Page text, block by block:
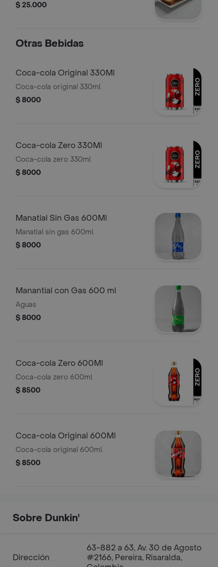
$ 25.000
Otras Bebidas
Coca-cola Original 330Ml
Coca-cola original 330ml.
$ 8000
Coca-cola Zero 330Ml
Coca-cola zero 330ml.
$ 8000
Manatial Sin Gas 600Ml
Manatial sin gas 600ml.
$ 8000
Manantial con Gas 600 ml
Aguas
$ 8000
Coca-cola Zero 600Ml
Coca-cola zero 600ml.
$ 8500
Coca-cola Original 600Ml
Coca-cola original 600ml.
$ 8500
Sobre Dunkin'
Dirección
63-882 a 63, Av. 30 de Agosto
#2166, Pereira, Risaralda,